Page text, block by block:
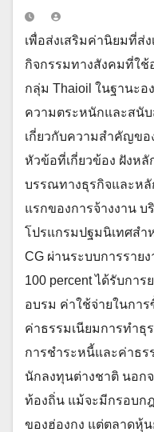
เพื่อส่งเสริมค่านิยมที่ส่
กิจกรรมทางสังคมที่ใช้
กลุ่ม Thaioil ในฐานะอ
ความตระหนักและสนั
เกี่ยวกับความสำคัญขอ
หัวข้อที่เกี่ยวข้อง ฝังห
บรรณทางธุรกิจและห
แรกของการจ้างงาน
โปรแกรมปฐมนิเทศส
CG ผ่านระบบการราย
100 percent ได้รับกา
อบรม ค่าใช้จ่ายในกา
ค่าธรรมเนียมการทำธุ
การชำระหนี้และค่าธร
นักลงทุนต่างชาติ นอก
ท้องถิ่น แม้จะมีกรอบก
ของฮ่องกง แต่ตลาดหุ้